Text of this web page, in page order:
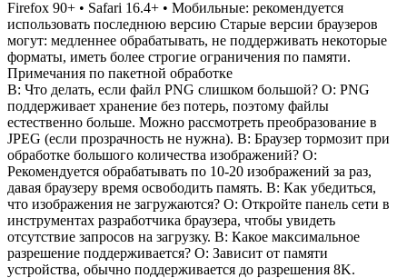
Firefox 90+ • Safari 16.4+ • Мобильные: рекомендуется
использовать последнюю версию Старые версии браузеров
могут: медленнее обрабатывать, не поддерживать некоторые
форматы, иметь более строгие ограничения по памяти.
Примечания по пакетной обработке
В: Что делать, если файл PNG слишком большой? О: PNG
поддерживает хранение без потерь, поэтому файлы
естественно больше. Можно рассмотреть преобразование в
JPEG (если прозрачность не нужна). В: Браузер тормозит при
обработке большого количества изображений? О:
Рекомендуется обрабатывать по 10-20 изображений за раз,
давая браузеру время освободить память. В: Как убедиться,
что изображения не загружаются? О: Откройте панель сети в
инструментах разработчика браузера, чтобы увидеть
отсутствие запросов на загрузку. В: Какое максимальное
разрешение поддерживается? О: Зависит от памяти
устройства, обычно поддерживается до разрешения 8K.